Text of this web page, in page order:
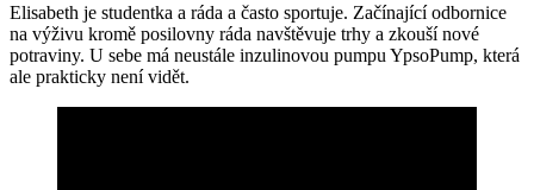
Elisabeth je studentka a ráda a často sportuje. Začínající odbornice
na výživu kromě posilovny ráda navštěvuje trhy a zkouší nové
potraviny. U sebe má neustále inzulinovou pumpu YpsoPump, která
ale prakticky není vidět.